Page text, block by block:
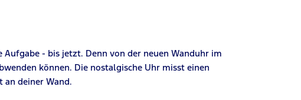
- bis jetzt. Denn von der neuen Wanduhr im
können. Die nostalgische Uhr misst einen
an deiner Wand.